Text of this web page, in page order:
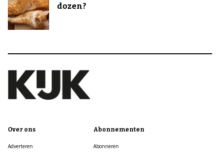
dozen?
Over ons
Adverteren
Abonnementen
Abonneren